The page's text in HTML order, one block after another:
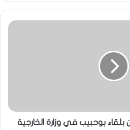
بلقاء بوحبيب في وزارة الخارجية